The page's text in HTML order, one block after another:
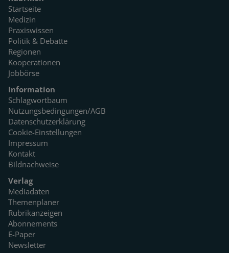
Startseite
Medizin
Praxiswissen
Politik & Debatte
Regionen
Kooperationen
Jobbörse
Information
Schlagwortbaum
Nutzungsbedingungen/AGB
Datenschutzerklärung
Cookie-Einstellungen
Impressum
Kontakt
Bildnachweise
Verlag
Mediadaten
Themenplaner
Rubrikanzeigen
Abonnements
E-Paper
Newsletter